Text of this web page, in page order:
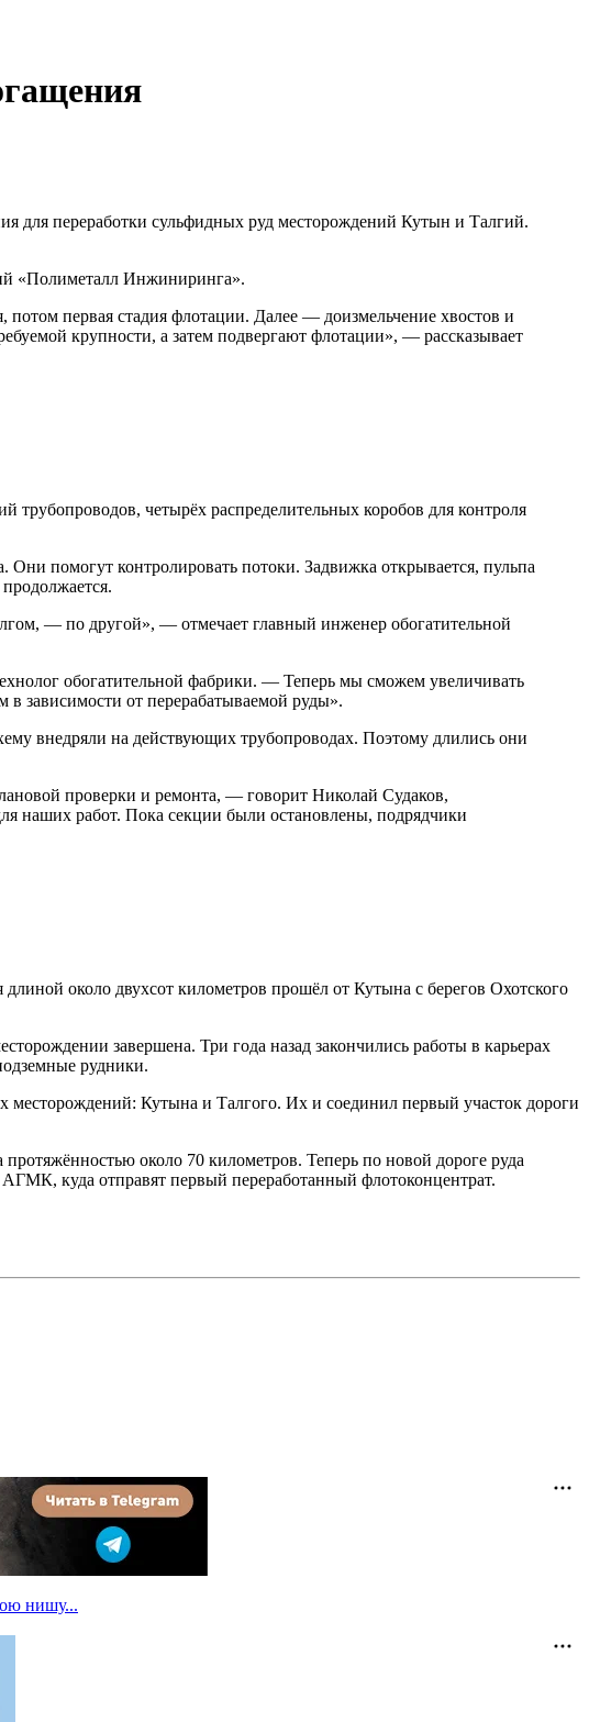
для переработки сульфидных руд месторождений Кутын и Талгий.
«Полиметалл Инжиниринга».
потом первая стадия флотации. Далее — доизмельчение хвостов и
крупности, а затем подвергают флотации», — рассказывает
четырёх распределительных коробов для контроля
Они помогут контролировать потоки. Задвижка открывается, пульпа
— по другой», — отмечает главный инженер обогатительной
обогатительной фабрики. — Теперь мы сможем увеличивать
в зависимости от перерабатываемой руды».
внедряли на действующих трубопроводах. Поэтому длились они
проверки и ремонта, — говорит Николай Судаков,
наших работ. Пока секции были остановлены, подрядчики
около двухсот километров прошёл от Кутына с берегов Охотского
завершена. Три года назад закончились работы в карьерах
рудники.
месторождений: Кутына и Талгого. Их и соединил первый участок дороги
около 70 километров. Теперь по новой дороге руда
куда отправят первый переработанный флотоконцентрат.
нишу...